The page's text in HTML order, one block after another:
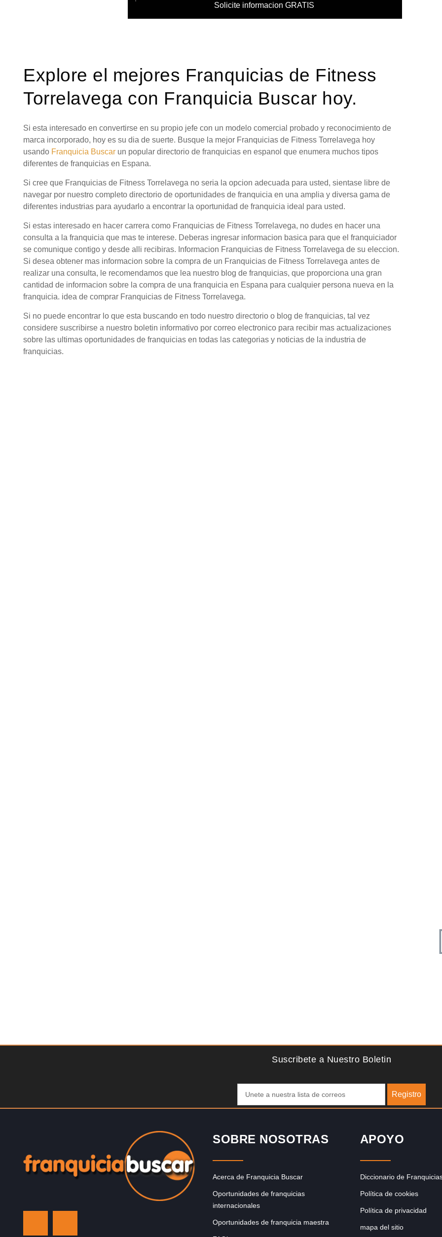
Solicite informacion GRATIS
Explore el mejores Franquicias de Fitness
Torrelavega con Franquicia Buscar hoy.
Si esta interesado en convertirse en su propio jefe con un modelo comercial probado y reconocimiento de
marca incorporado, hoy es su dia de suerte. Busque la mejor Franquicias de Fitness Torrelavega hoy
usando Franquicia Buscar un popular directorio de franquicias en espanol que enumera muchos tipos
diferentes de franquicias en Espana.
Si cree que Franquicias de Fitness Torrelavega no seria la opcion adecuada para usted, sientase libre de
navegar por nuestro completo directorio de oportunidades de franquicia en una amplia y diversa gama de
diferentes industrias para ayudarlo a encontrar la oportunidad de franquicia ideal para usted.
Si estas interesado en hacer carrera como Franquicias de Fitness Torrelavega, no dudes en hacer una
consulta a la franquicia que mas te interese. Deberas ingresar informacion basica para que el franquiciador
se comunique contigo y desde alli recibiras. Informacion Franquicias de Fitness Torrelavega de su eleccion.
Si desea obtener mas informacion sobre la compra de un Franquicias de Fitness Torrelavega antes de
realizar una consulta, le recomendamos que lea nuestro blog de franquicias, que proporciona una gran
cantidad de informacion sobre la compra de una franquicia en Espana para cualquier persona nueva en la
franquicia. idea de comprar Franquicias de Fitness Torrelavega.
Si no puede encontrar lo que esta buscando en todo nuestro directorio o blog de franquicias, tal vez
considere suscribirse a nuestro boletin informativo por correo electronico para recibir mas actualizaciones
sobre las ultimas oportunidades de franquicias en todas las categorias y noticias de la industria de
franquicias.
franquicia ateniense y benefíciese de…
Suscribete a Nuestro Boletin
Registro
SOBRE NOSOTRAS
Acerca de Franquicia Buscar
Oportunidades de franquicias
internacionales
Oportunidades de franquicia maestra
APOYO
Diccionario de
Política de cookies
Política de privacidad
mapa del sitio